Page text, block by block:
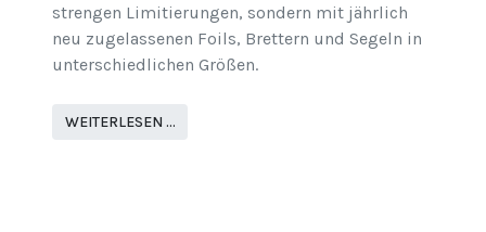
strengen Limitierungen, sondern mit jährlich
neu zugelassenen Foils, Brettern und Segeln in
unterschiedlichen Größen.
WEITERLESEN …